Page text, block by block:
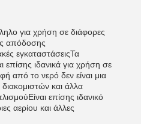
για χρήση σε διάφορες
απόδοσης
εγκαταστάσειςΤα
επίσης ιδανικά για χρήση σε
από το νερό δεν είναι μια
και άλλα
επίσης ιδανικό
αερίου και άλλες